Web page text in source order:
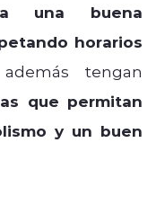
una buena
horarios
tengan
que permitan
y un buen